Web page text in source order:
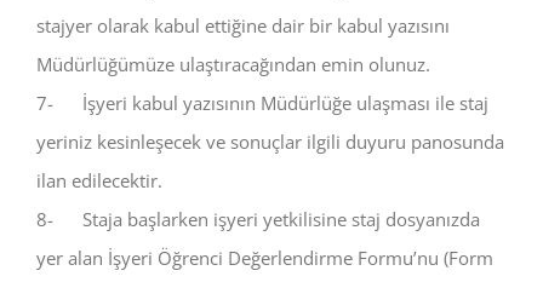
stajyer olarak kabul ettiğine dair bir kabul yazısını
Müdürlüğümüze ulaştıracağından emin olunuz.
7- İşyeri kabul yazısının Müdürlüğe ulaşması ile staj
yeriniz kesinleşecek ve sonuçlar ilgili duyuru panosunda
ilan edilecektir.
8- Staja başlarken işyeri yetkilisine staj dosyanızda
yer alan İşyeri Öğrenci Değerlendirme Formu’nu (Form